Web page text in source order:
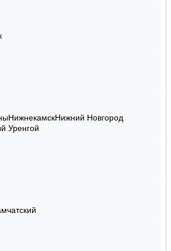
НижнекамскНижний Новгород
Уренгой